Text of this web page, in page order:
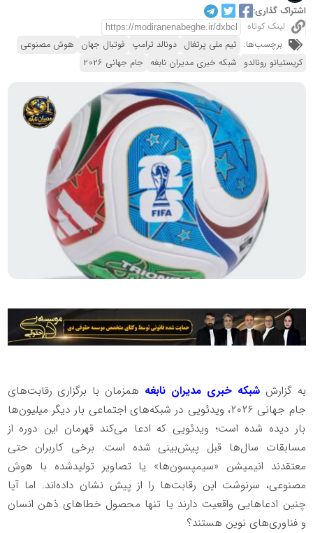
اشتراک گذاری:
لینک کوتاه
برچسب‌ها: تیم ملی پرتغال دونالد ترامپ فوتبال جهان هوش مصنوعی
کریستیانو رونالدو شبکه خبری مدیران نابغه جام جهانی ۲۰۲۶
به گزارششبکه خبری مدیران نابغه همزمان با برگزاری رقابت‌های
جام جهانی ۲۰۲۶، ویدئویی در شبکه‌های اجتماعی بار دیگر میلیون‌ها
بار دیده شده است؛ ویدئویی که ادعا می‌کند قهرمان این دوره از
مسابقات سال‌ها قبل پیش‌بینی شده است. برخی کاربران حتی
معتقدند انیمیشن «سیمپسون‌ها» یا تصاویر تولیدشده با هوش
مصنوعی، سرنوشت این رقابت‌ها را از پیش نشان داده‌اند. اما آیا
چنین ادعاهایی واقعیت دارند یا تنها محصول خطاهای ذهن انسان
و فناوری‌های نوین هستند؟